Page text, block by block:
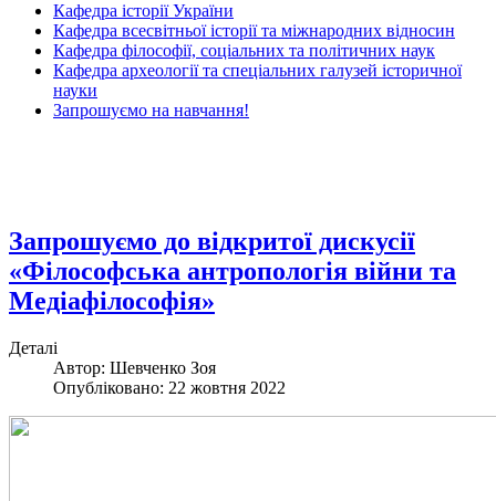
Кафедра історії України
Кафедра всесвітньої історії та міжнародних відносин
Кафедра філософії, соціальних та політичних наук
Кафедра археології та спеціальних галузей історичної
науки
Запрошуємо на навчання!
Запрошуємо до відкритої дискусії
«Філософська антропологія війни та
Медіафілософія»
Деталі
Автор: Шевченко Зоя
Опубліковано: 22 жовтня 2022